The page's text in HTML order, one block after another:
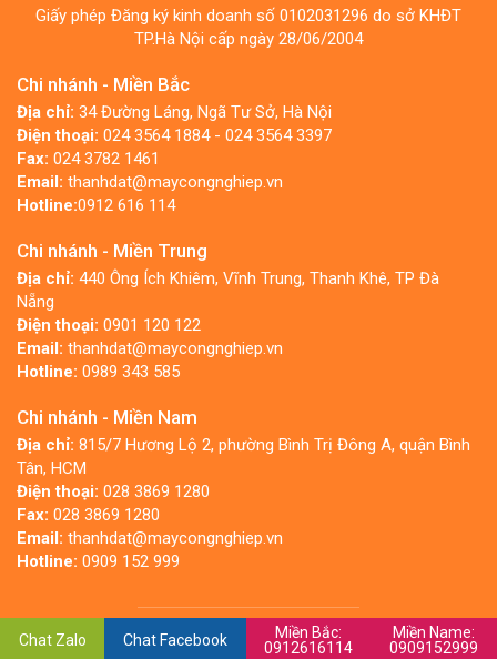
Giấy phép Đăng ký kinh doanh số 0102031296 do sở KHĐT
TP.Hà Nội cấp ngày 28/06/2004
Chi nhánh - Miền Bắc
Địa chỉ: 34 Đường Láng, Ngã Tư Sở, Hà Nội
Điện thoại: 024 3564 1884 - 024 3564 3397
Fax: 024 3782 1461
Email: thanhdat@maycongnghiep.vn
Hotline:0912 616 114
Chi nhánh - Miền Trung
Địa chỉ: 440 Ông Ích Khiêm, Vĩnh Trung, Thanh Khê, TP Đà
Nẵng
Điện thoại: 0901 120 122
Email: thanhdat@maycongnghiep.vn
Hotline: 0989 343 585
Chi nhánh - Miền Nam
Địa chỉ: 815/7 Hương Lộ 2, phường Bình Trị Đông A, quận Bình
Tân, HCM
Điện thoại: 028 3869 1280
Fax: 028 3869 1280
Email: thanhdat@maycongnghiep.vn
Hotline: 0909 152 999
Copyright © 2019 Thành Đạt Pumps Group
Chat Zalo Chat Facebook
Miền Bắc:
0912616114
Miền Name:
0909152999